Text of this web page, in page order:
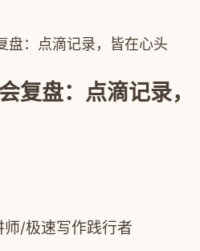
盘：点滴记录，皆在心头
复盘：点滴记录，
/极速写作践行者